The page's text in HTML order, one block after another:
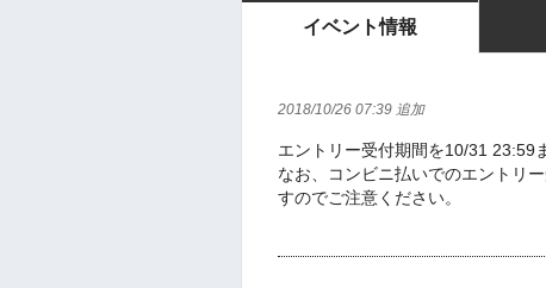
イベント情報
2018/10/26 07:39 追加
エントリー受付期間を10/31 23:59
なお、コンビニ払いでのエントリ
すのでご注意ください。